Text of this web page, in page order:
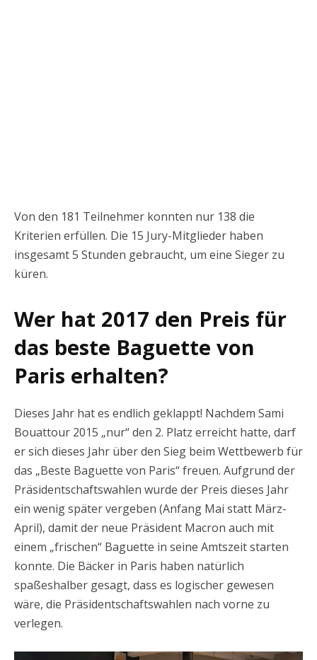
Von den 181 Teilnehmer konnten nur 138 die
Kriterien erfüllen. Die 15 Jury-Mitglieder haben
insgesamt 5 Stunden gebraucht, um eine Sieger zu
küren.
Wer hat 2017 den Preis für
das beste Baguette von
Paris erhalten?
Dieses Jahr hat es endlich geklappt! Nachdem Sami
Bouattour 2015 „nur“ den 2. Platz erreicht hatte, darf
er sich dieses Jahr über den Sieg beim Wettbewerb für
das „Beste Baguette von Paris“ freuen. Aufgrund der
Präsidentschaftswahlen wurde der Preis dieses Jahr
ein wenig später vergeben (Anfang Mai statt März-
April), damit der neue Präsident Macron auch mit
einem „frischen“ Baguette in seine Amtszeit starten
konnte. Die Bäcker in Paris haben natürlich
spaßeshalber gesagt, dass es logischer gewesen
wäre, die Präsidentschaftswahlen nach vorne zu
verlegen.